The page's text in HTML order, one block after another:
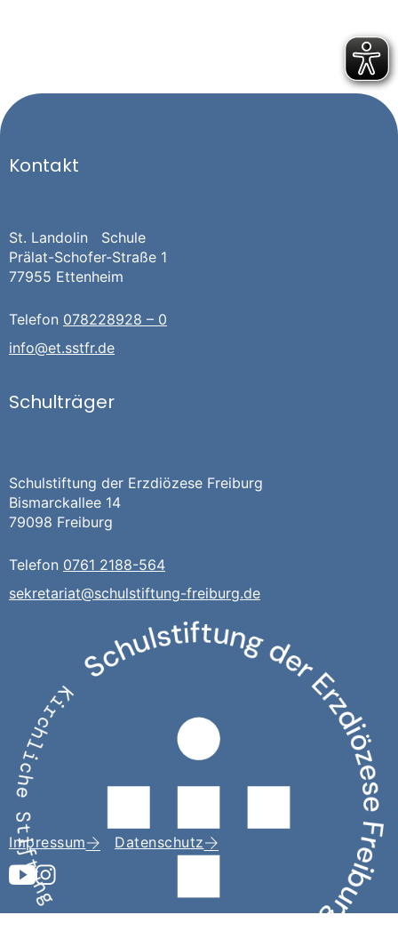
Kontakt
St. Landolin Schule
Prälat-Schofer-Straße 1
77955 Ettenheim
Telefon 078228928 – 0
info@et.sstfr.de
Schulträger
Schulstiftung der Erzdiözese Freiburg
Bismarckallee 14
79098 Freiburg
Telefon 0761 2188-564
sekretariat@schulstiftung-freiburg.de
Impressum Datenschutz